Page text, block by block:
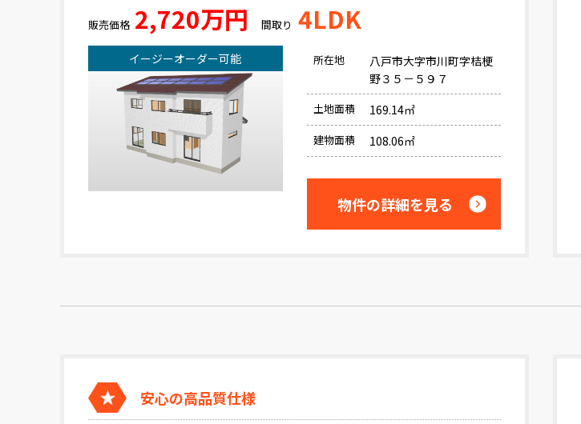
販売価格 2,720万円 間取り 4LDK
イージーオーダー可能 所在地
八戸市大字市川町字桔梗
野３５－５９７
土地面積 169.14㎡
建物面積 108.06㎡
物件の詳細を見る
安心の高品質仕様